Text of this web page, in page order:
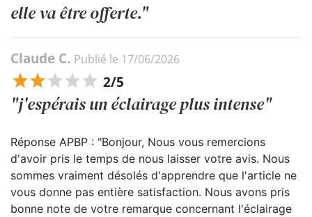
elle va être offerte."
Claude C. Publié le 17/06/2026
2/5
"j'espérais un éclairage plus intense"
Réponse APBP : "Bonjour, Nous vous remercions
d'avoir pris le temps de nous laisser votre avis. Nous
sommes vraiment désolés d'apprendre que l'article ne
vous donne pas entière satisfaction. Nous avons pris
bonne note de votre remarque concernant l'éclairage